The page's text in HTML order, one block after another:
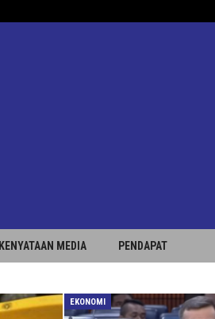
KENYATAAN MEDIA PENDAPAT
EKONOMI